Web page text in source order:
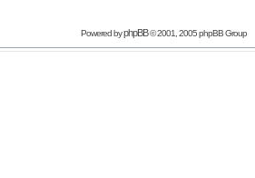
Powered byphpBB© 2001, 2005 phpBB Group